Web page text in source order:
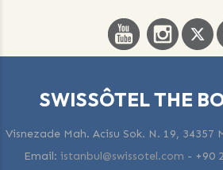
SWISSÔTEL THE
Visnezade Mah. Acisu Sok. N. 19, 34357
+90
-
Email: istanbul@swissotel.com